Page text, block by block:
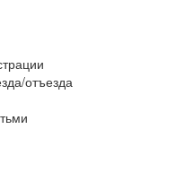
отъезда